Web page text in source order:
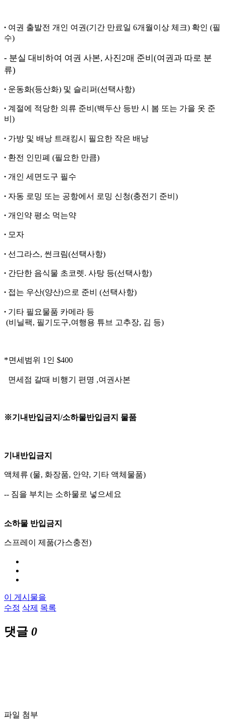
∙ 여권 출발전 개인 여권(기간 만료일 6개월이상 체크) 확인 (필
수)
- 분실 대비하여 여권 사본, 사진2매 준비(여권과 따로 분
류)
∙ 운동화(등산화) 및 슬리퍼(선택사항)
∙ 계절에 적당한 의류 준비 (백두산 등반 시
봄 또는 가을 옷 준
비)
∙ 가방 및 배낭 트래킹시 필요한 작은 배낭
∙ 환전 인민폐 (필요한 만큼)
∙ 개인 세면도구 필수
∙ 자동 로밍 또는 공항에서 로밍 신청(충전기 준비 )
∙ 개인약 평소 먹는약
∙ 모자
∙ 선그라스, 썬크림(선택사항)
∙ 간단한 음식물 초코렛. 사탕 등(선택사항)
∙ 접는 우산(양산)으로 준비 (선택사항)
∙ 기타 필요물품 카메라 등
(비닐팩, 필기도구,여행용 튜브 고추장, 김 등)
*면세범위 1인 $400
면세점 갈때 비행기 편명 ,여권사본
※기내반입금지/소하물반입금지 물품
기내반입금지
액체류 (물, 화장품, 안약, 기타 액체물품)
-- 짐을 부치는 소하물로 넣으세요
소하물 반입금지
스프레이 제품(가스충전)
이 게시물을
수정 삭제 목록
댓글 0
파일 첨부